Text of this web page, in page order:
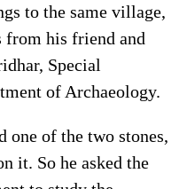
to the same village,
from his friend and
Special
of Archaeology.
one of the two stones,
it. So he asked the